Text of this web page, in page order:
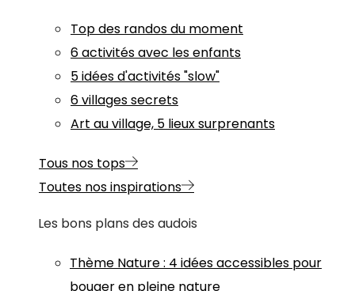
Top des randos du moment
6 activités avec les enfants
5 idées d'activités "slow"
6 villages secrets
Art au village, 5 lieux surprenants
Tous nos tops
Toutes nos inspirations
Les bons plans des audois
Thème Nature: 4 idées accessibles pour
bouger en pleine nature